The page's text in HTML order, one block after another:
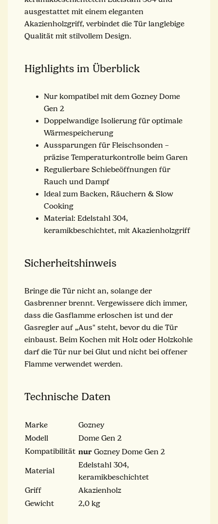
ausgestattet mit einem eleganten
Akazienholzgriff, verbindet die Tür langlebige
Qualität mit stilvollem Design.
Highlights im Überblick
Nur kompatibel mit dem Gozney Dome
Gen 2
Doppelwandige Isolierung für optimale
Wärmespeicherung
Aussparungen für Fleischsonden –
präzise Temperaturkontrolle beim Garen
Regulierbare Schiebeöffnungen für
Rauch und Dampf
Ideal zum Backen, Räuchern & Slow
Cooking
Material: Edelstahl 304,
keramikbeschichtet, mit Akazienholzgriff
Sicherheitshinweis
Bringe die Tür nicht an, solange der
Gasbrenner brennt. Vergewissere dich immer,
dass die Gasflamme erloschen ist und der
Gasregler auf „Aus" steht, bevor du die Tür
einbaust. Beim Kochen mit Holz oder Holzkohle
darf die Tür nur bei Glut und nicht bei offener
Flamme verwendet werden.
Technische Daten
Marke
Gozney
Modell
Dome Gen 2
Kompatibilität nur Gozney Dome Gen 2
Material
Edelstahl 304,
keramikbeschichtet
Griff
Akazienholz
Gewicht
2,0 kg